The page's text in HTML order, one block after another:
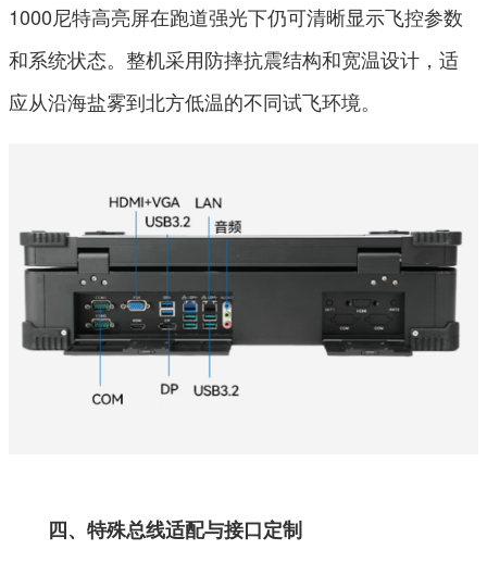
1000尼特高亮屏在跑道强光下仍可清晰显示飞控参数
和系统状态。整机采用防摔抗震结构和宽温设计，适
应从沿海盐雾到北方低温的不同试飞环境。
四、特殊总线适配与接口定制